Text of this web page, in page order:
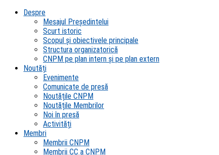
Despre
Mesajul Președintelui
Scurt istoric
Scopul şi obiectivele principale
Structura organizatorică
CNPM pe plan intern şi pe plan extern
Noutăți
Evenimente
Comunicate de presă
Noutățile CNPM
Noutățile Membrilor
Noi în presă
Activități
Membri
Membrii CNPM
Membrii CC a CNPM